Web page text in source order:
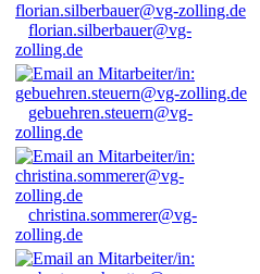
florian.silberbauer@vg-
zolling.de
gebuehren.steuern@vg-
zolling.de
christina.sommerer@vg-
zolling.de